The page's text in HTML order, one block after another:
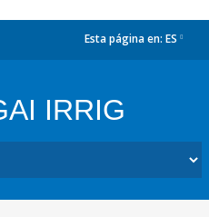
Esta página en: ES
IRRIG